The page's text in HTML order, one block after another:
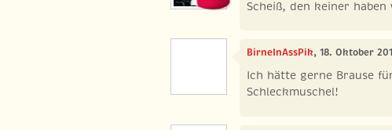
Scheiß, den keiner haben
BirneInAssPik, 18. Oktober
Ich hätte gerne Brause
Schleckmuschel!